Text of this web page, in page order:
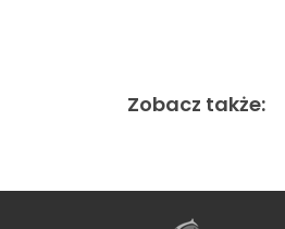
Zobacz także: